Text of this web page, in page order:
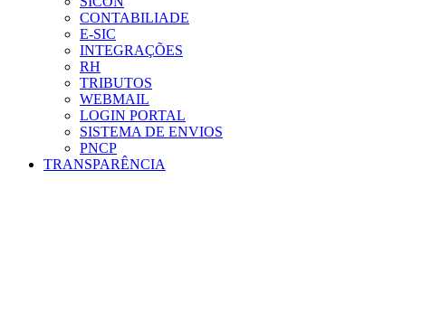
CONTABILIADE
E-SIC
INTEGRAÇÕES
RH
TRIBUTOS
WEBMAIL
LOGIN PORTAL
SISTEMA DE ENVIOS
PNCP
TRANSPARÊNCIA